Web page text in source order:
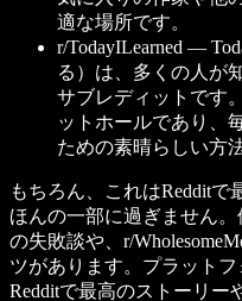
適な場所です。
r/TodayILearned —
る）は、多くの人が
サブレディットです
ットホールであり、
ための素晴らしい方
もちろん、これはReddit
ほんの一部に過ぎません
の失敗談や、r/
ツがあります。プラットフ
Redditで最高のストーリー